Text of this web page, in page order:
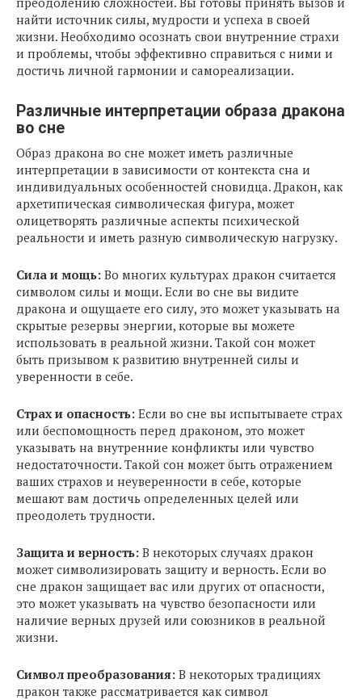
найти источник силы, мудрости и успеха в своей
жизни. Необходимо осознать свои внутренние страхи
и проблемы, чтобы эффективно справиться с ними и
достичь личной гармонии и самореализации.
Различные интерпретации образа дракона
во сне
Образ дракона во сне может иметь различные
интерпретации в зависимости от контекста сна и
индивидуальных особенностей сновидца. Дракон, как
архетипическая символическая фигура, может
олицетворять различные аспекты психической
реальности и иметь разную символическую нагрузку.
Сила и мощь: Во многих культурах дракон считается
символом силы и мощи. Если во сне вы видите
дракона и ощущаете его силу, это может указывать на
скрытые резервы энергии, которые вы можете
использовать в реальной жизни. Такой сон может
быть призывом к развитию внутренней силы и
уверенности в себе.
Страх и опасность: Если во сне вы испытываете страх
или беспомощность перед драконом, это может
указывать на внутренние конфликты или чувство
недостаточности. Такой сон может быть отражением
ваших страхов и неуверенности в себе, которые
мешают вам достичь определенных целей или
преодолеть трудности.
Защита и верность: В некоторых случаях дракон
может символизировать защиту и верность. Если во
сне дракон защищает вас или других от опасности,
это может указывать на чувство безопасности или
наличие верных друзей или союзников в реальной
жизни.
Символ преобразования: В некоторых традициях
дракон также рассматривается как символ